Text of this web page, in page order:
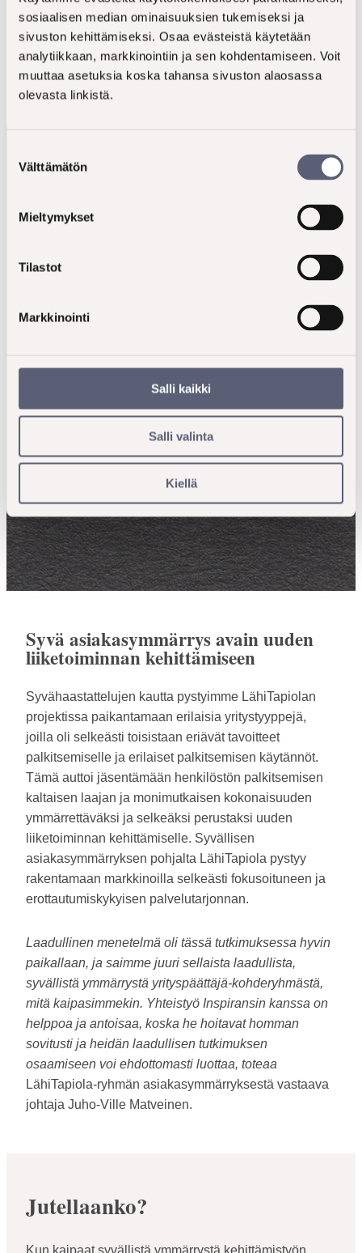
sosiaalisen median ominaisuuksien tukemiseksi ja
sivuston kehittämiseksi. Osaa evästeistä käytetään
analytiikkaan, markkinointiin ja sen kohdentamiseen. Voit
muuttaa asetuksia koska tahansa sivuston alaosassa
olevasta linkistä.
valinta
Välttämätön
Mieltymykset
Tilastot
Markkinointi
Salli kaikki
Salli valinta
Kiellä
Oli mukava kuulla usealta osallistujalta, että
haastattelu toimi myös heille antoisana keskusteluna
ja reflektointituokiona,kommentoi projektin tutkija
Jutta Lahtinen.
Tutkimustiedon rooli Palkitsemispalvelut
Oy:n liiketoiminnan kehittämisessä on aivan
keskeinen. Saimme tutkimuksesta arvokasta
auttaa meitä kehittämään eri tilanteisiin
soveltuvia palkitsemisen ratkaisuja, ja
voimme hyödyntää kerättyä dataa myös
asiakashankkeissamme.
Jaakko Hänninen, johtaja, LähiTapiola
Palkitsemispalvelut Oy
Syvä asiakasymmärrys avain uuden
liiketoiminnan kehittämiseen
Syvähaastattelujen kautta pystyimme LähiTapiolan
projektissa paikantamaan erilaisia yritystyyppejä,
joilla oli selkeästi toisistaan eriävät tavoitteet
palkitsemiselle ja erilaiset palkitsemisen käytännöt.
Tämä auttoi jäsentämään henkilöstön palkitsemisen
kaltaisen laajan ja monimutkaisen kokonaisuuden
ymmärrettäväksi ja selkeäksi perustaksi uuden
liiketoiminnan kehittämiselle. Syvällisen
asiakasymmärryksen pohjalta LähiTapiola pystyy
rakentamaan markkinoilla selkeästi fokusoituneen ja
erottautumiskykyisen palvelutarjonnan.
Laadullinen menetelmä oli tässä tutkimuksessa hyvin
paikallaan, ja saimme juuri sellaista laadullista,
syvällistä ymmärrystä yrityspäättäjä-kohderyhmästä,
mitä kaipasimmekin. Yhteistyö Inspiransin kanssa on
helppoa ja antoisaa, koska he hoitavat homman
sovitusti ja heidän laadullisen tutkimuksen
osaamiseen voi ehdottomasti luottaa, toteaa
LähiTapiola-ryhmän asiakasymmärryksestä vastaava
johtaja Juho-Ville Matveinen.
Jutellaanko?